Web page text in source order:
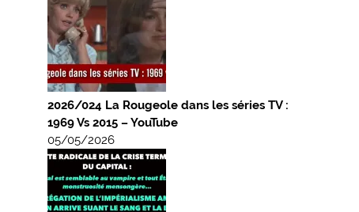
2026/024 La Rougeole dans les séries TV :
1969 Vs 2015 – YouTube
05/05/2026